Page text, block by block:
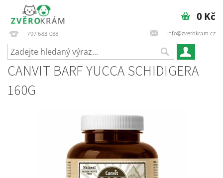
797 683 088 info@zverokram.cz
0 Kč
CANVIT BARF YUCCA SCHIDIGERA
160G